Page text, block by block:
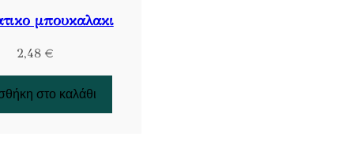
μπουκαλακι
2,48 €
στο καλάθι